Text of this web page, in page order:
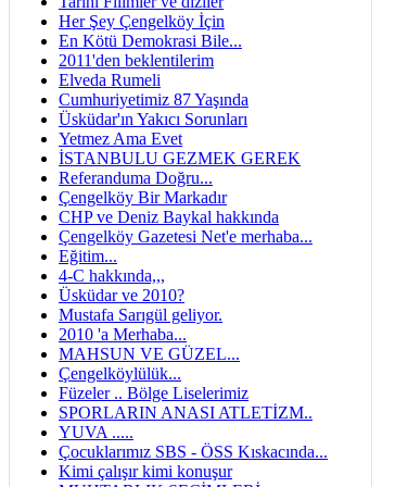
Her Şey Çengelköy İçin
En Kötü Demokrasi Bile...
2011'den beklentilerim
Elveda Rumeli
Cumhuriyetimiz 87 Yaşında
Üsküdar'ın Yakıcı Sorunları
Yetmez Ama Evet
İSTANBULU GEZMEK GEREK
Referanduma Doğru...
Çengelköy Bir Markadır
CHP ve Deniz Baykal hakkında
Çengelköy Gazetesi Net'e merhaba...
Eğitim...
4-C hakkında,,,
Üsküdar ve 2010?
Mustafa Sarıgül geliyor.
2010 'a Merhaba...
MAHSUN VE GÜZEL...
Çengelköylülük...
Füzeler .. Bölge Liselerimiz
SPORLARIN ANASI ATLETİZM..
YUVA .....
Çocuklarımız SBS - ÖSS Kıskacında...
Kimi çalışır kimi konuşur